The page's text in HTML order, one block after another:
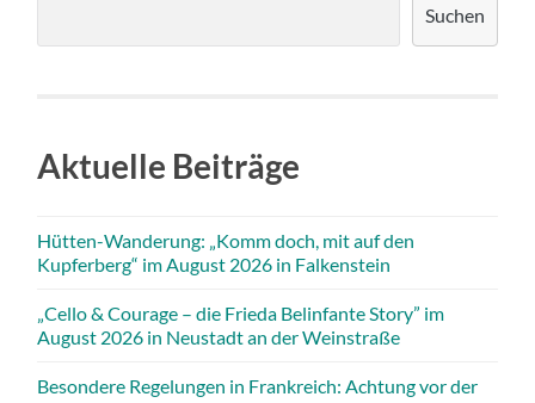
Suchen
Aktuelle Beiträge
Hütten-Wanderung: „Komm doch, mit auf den
Kupferberg“ im August 2026 in Falkenstein
„Cello & Courage – die Frieda Belinfante Story” im
August 2026 in Neustadt an der Weinstraße
Besondere Regelungen in Frankreich: Achtung vor der